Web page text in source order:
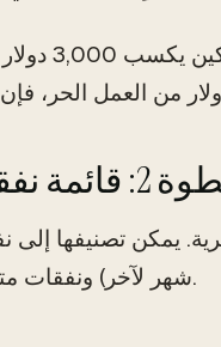
الثابتة والمتغيرة
يمكن تصنيفها إلى
شهر لآخر) ونفقات متغيرة (تلك التي يمكن أن تتقلب).